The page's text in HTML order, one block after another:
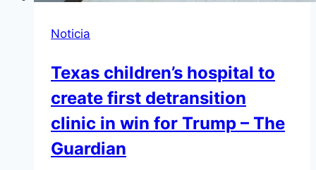
Noticia
Texas children’s hospital to
create first detransition
clinic in win for Trump – The
Guardian